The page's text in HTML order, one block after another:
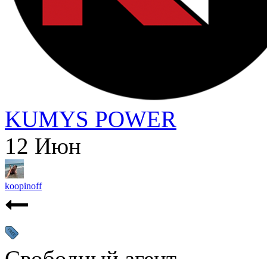
KUMYS POWER
12 Июн
koopinoff